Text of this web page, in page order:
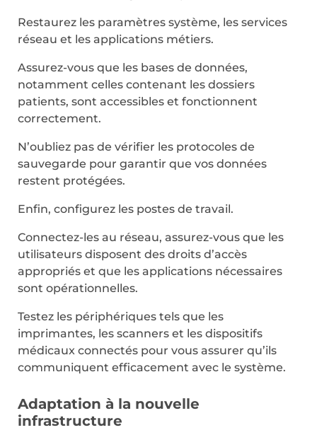
Restaurez les paramètres système, les services
réseau et les applications métiers.
Assurez-vous que les bases de données,
notamment celles contenant les dossiers
patients, sont accessibles et fonctionnent
correctement.
N’oubliez pas de vérifier les protocoles de
sauvegarde pour garantir que vos données
restent protégées.
Enfin, configurez les postes de travail.
Connectez-les au réseau, assurez-vous que les
utilisateurs disposent des droits d’accès
appropriés et que les applications nécessaires
sont opérationnelles.
Testez les périphériques tels que les
imprimantes, les scanners et les dispositifs
médicaux connectés pour vous assurer qu’ils
communiquent efficacement avec le système.
Adaptation à la nouvelle
infrastructure